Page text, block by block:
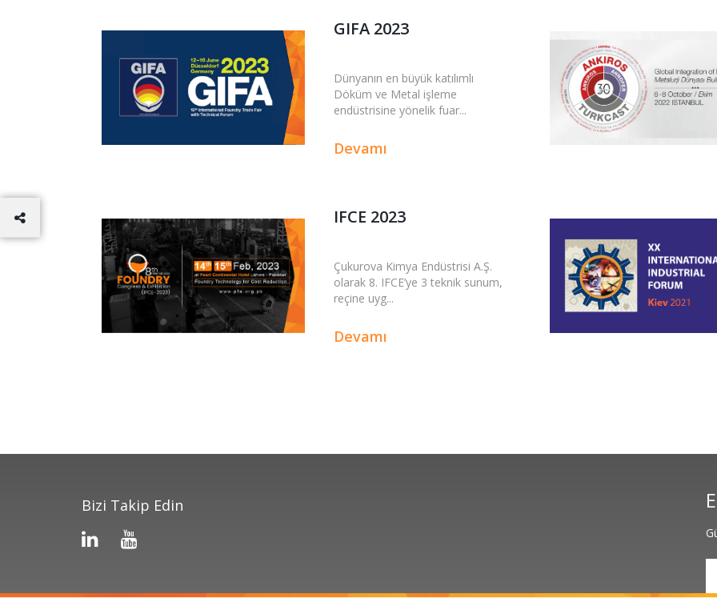
GIFA 2023
Dünyanın en büyük katılımlı
Döküm ve Metal işleme
endüstrisine yönelik fuar...
Devamı
IFCE 2023
Çukurova Kimya Endüstrisi A.Ş.
olarak 8. IFCE’ye 3 teknik sunum,
reçine uyg...
Devamı
Bizi Takip Edin